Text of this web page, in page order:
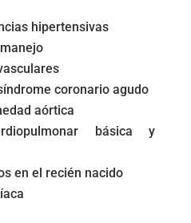
hipertensivas
coronario agudo
aórtica
básica y
en el recién nacido